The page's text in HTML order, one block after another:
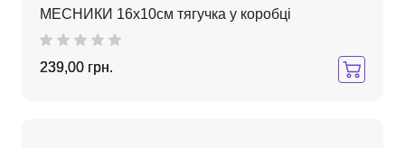
МEСНИКИ 16х10см тягучка у коробці
239,00 грн.